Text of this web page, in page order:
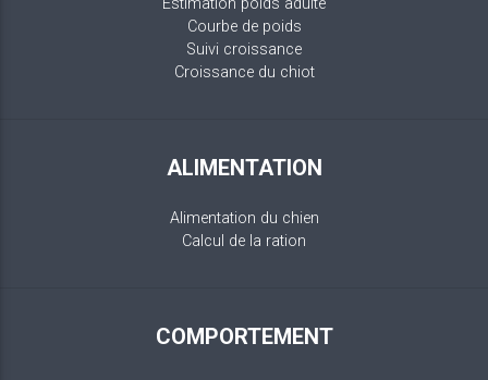
Courbe de poids
Suivi croissance
Croissance du chiot
ALIMENTATION
Alimentation du chien
Calcul de la ration
COMPORTEMENT